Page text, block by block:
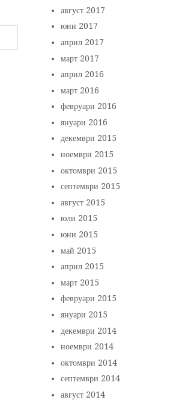
август 2017
юни 2017
април 2017
март 2017
април 2016
март 2016
февруари 2016
януари 2016
декември 2015
ноември 2015
октомври 2015
септември 2015
август 2015
юли 2015
юни 2015
май 2015
април 2015
март 2015
февруари 2015
януари 2015
декември 2014
ноември 2014
октомври 2014
септември 2014
август 2014